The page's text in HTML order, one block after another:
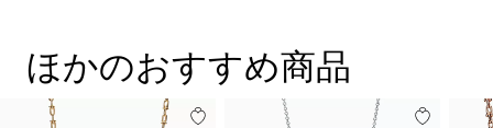
ほかのおすすめ商品